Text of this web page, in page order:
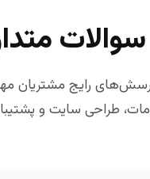
سوالات
رایج مشتریان
طراحی سایت و